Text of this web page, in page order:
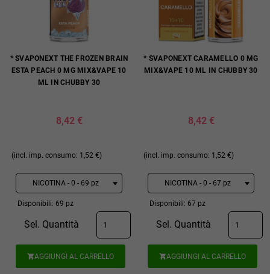
* SVAPONEXT THE FROZEN BRAIN
ESTA PEACH 0 MG MIX&VAPE 10
ML IN CHUBBY 30
8,42 €
(incl. imp. consumo: 1,52 €)
Disponibili: 69 pz
Sel. Quantità
AGGIUNGI AL CARRELLO
* SVAPONEXT CARAMELLO 0 MG
MIX&VAPE 10 ML IN CHUBBY 30
8,42 €
(incl. imp. consumo: 1,52 €)
Disponibili: 67 pz
Sel. Quantità
AGGIUNGI AL CARRELLO